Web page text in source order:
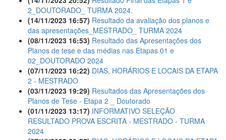
2_DOUTORADO_ TURMA 2024.
(14/11/2023 16:57) Resultado da avaliação dos planos e
das apresentações_MESTRADO_ TURMA 2024
(08/11/2023 16:53) Resultado das Apresentações dos
Planos de tese e das médias nas Etapas 01 e
02_DOUTORADO 2024
(07/11/2023 16:22) DIAS, HORÁRIOS E LOCAIS DA ETAPA
2 - MESTRADO
(03/11/2023 19:29) Resultados das Apresentações dos
Planos de Tese - Etapa 2 _ Doutorado
(01/11/2023 13:17) INFORMATIVO SELEÇÃO
RESULTADO PROVA ESCRITA - MESTRADO - TURMA
2024